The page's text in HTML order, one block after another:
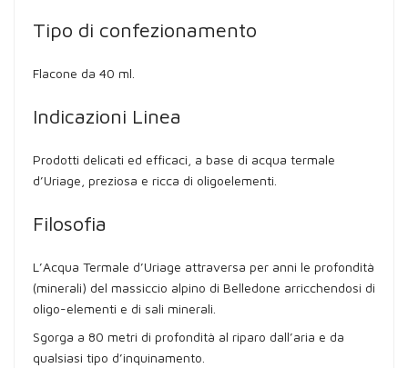
Tipo di confezionamento
Flacone da 40 ml.
Indicazioni Linea
Prodotti delicati ed efficaci, a base di acqua termale
d’Uriage, preziosa e ricca di oligoelementi.
Filosofia
L’Acqua Termale d’Uriage attraversa per anni le profondità
(minerali) del massiccio alpino di Belledone arricchendosi di
oligo-elementi e di sali minerali.
Sgorga a 80 metri di profondità al riparo dall’aria e da
qualsiasi tipo d’inquinamento.